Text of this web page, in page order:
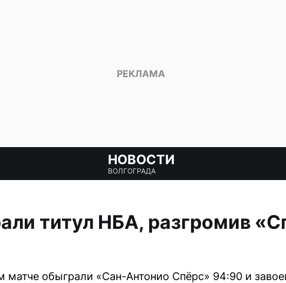
НОВОСТИ
ВОЛГОГРАДА
титул НБА, разгромив
обыграли «Сан-Антонио Спёрс» 94:90 и